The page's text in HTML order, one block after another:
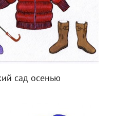
сад осенью